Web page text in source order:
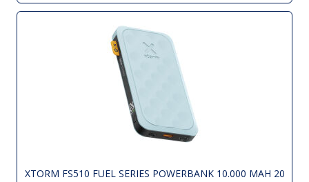
XTORM FS510 FUEL SERIES POWERBANK 10.000 MAH 20